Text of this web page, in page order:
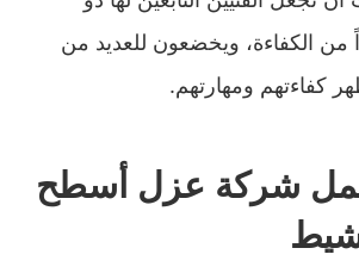
الكفاءة، ويخضعون للعديد من
كفاءتهم ومهارتهم.
شركة عزل أسطح